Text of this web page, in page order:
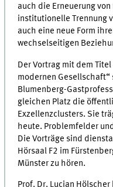
auch die Erneuerung
institutionelle Trennung
auch eine neue Form
wechselseitigen
Der Vortrag mit dem
modernen
Blumenberg-
gleichen Platz die
Exzellenzclusters. Sie
heute. Problemfelder
Die Vorträge sind
Hörsaal F2 im
Münster zu hören.
Prof. Dr. Lucian